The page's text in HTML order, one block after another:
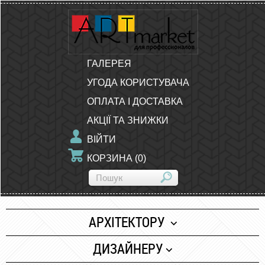
ГАЛЕРЕЯ
УГОДА КОРИСТУВАЧА
ОПЛАТА І ДОСТАВКА
АКЦІЇ ТА ЗНИЖКИ
ВІЙТИ
КОРЗИНА (0)
АРХІТЕКТОРУ
Папір
ДИЗАЙНЕРУ